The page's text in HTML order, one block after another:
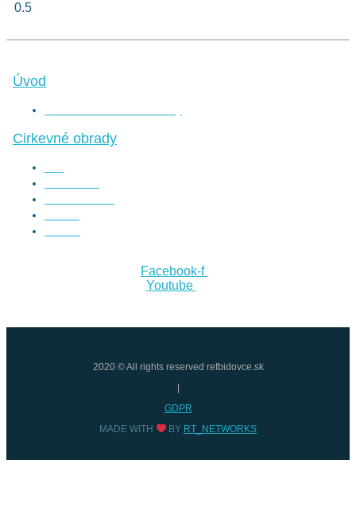
Úvod
Cirkevné obrady
Facebook-f
Youtube
2020 © All rights reserved refbidovce.sk
|
GDPR
MADE WITH
BY RT_NETWORKS